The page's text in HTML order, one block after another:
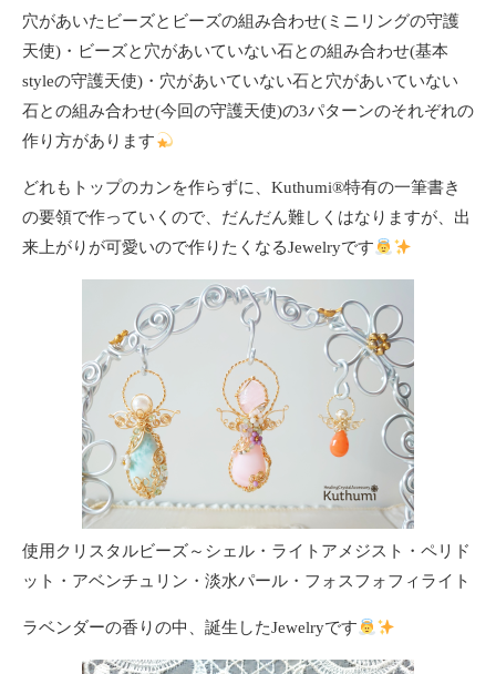
穴があいたビーズとビーズの組み合わせ(ミニリングの守護
天使)・ビーズと穴があいていない石との組み合わせ(基本
styleの守護天使)・穴があいていない石と穴があいていない
石との組み合わせ(今回の守護天使)の3パターンのそれぞれの
作り方があります
どれもトップのカンを作らずに、Kuthumi®️特有の一筆書き
の要領で作っていくので、だんだん難しくはなりますが、出
来上がりが可愛いので作りたくなるJewelryです
使用クリスタルビーズ～シェル・ライトアメジスト・ペリド
ット・アベンチュリン・淡水パール・フォスフォフィライト
ラベンダーの香りの中、誕生したJewelryです